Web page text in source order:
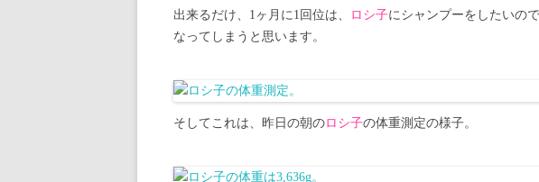
出来るだけ、1ヶ月に1回位は、 ロシ子にシャンプーをしたいの
なってしまうと思います。
そしてこれは、昨日の朝のロシ子の体重測定の様子。